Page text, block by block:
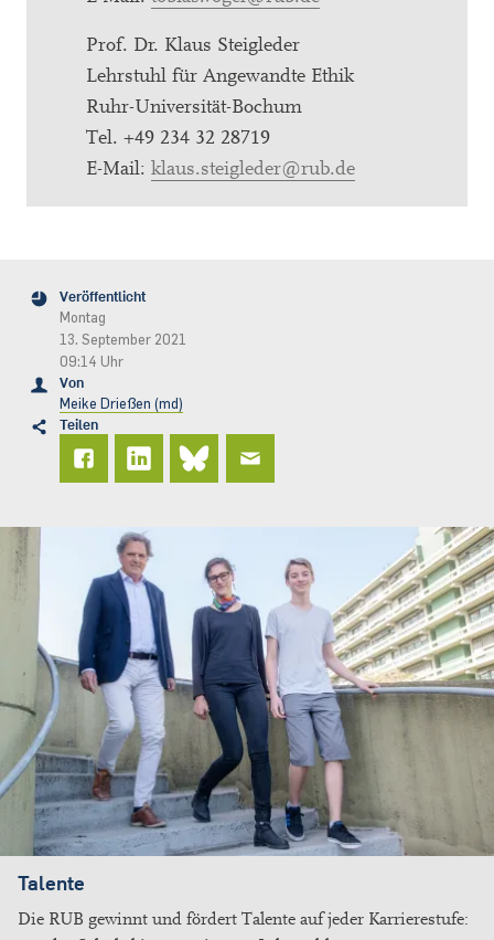
Prof. Dr. Klaus Steigleder
Lehrstuhl für Angewandte Ethik
Ruhr-Universität-Bochum
Tel. +49 234 32 28719
E-Mail: klaus.steigleder@rub.de
Veröffentlicht
Montag
13. September 2021
09:14 Uhr
Von
Meike Drießen (md)
Teilen
Talente
Die RUB gewinnt und fördert Talente auf jeder Karrierestufe: